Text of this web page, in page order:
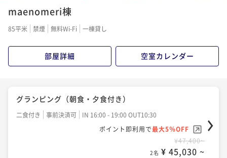
maenomeri棟
85平米 禁煙 無料Wi-Fi 一棟貸し
部屋詳細 空室カレンダー
グランピング（朝食・夕食付き）
二食付き 事前決済可
IN 16:00 - 19:00 OUT10:30
ポイント即利用で最大5％OFF
¥47,400~
2名 ¥ 45,030 ~